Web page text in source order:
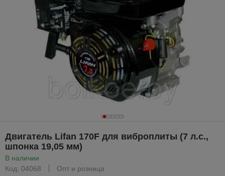
Двигатель Lifan 170F для виброплиты (7 л.с.,
шпонка 19,05 мм)
В наличии
Код: 04068
Опт и розница